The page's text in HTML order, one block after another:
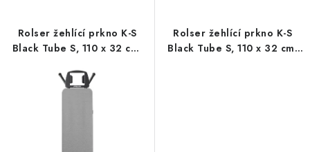
Rolser žehlící prkno K-S
Black Tube S, 110 x 32 cm,
Rolser žehlící prkno K-S
Black Tube S, 110 x 32 cm,